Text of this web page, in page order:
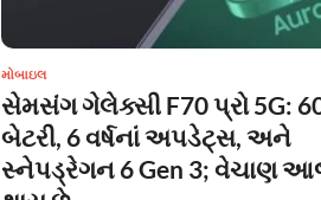
મોબાઇલ
સેમસંગ ગેલેક્સી F70 પ્રો 5G:
બેટરી, 6 વર્ષનાં અપડેટ્સ, અને
સ્નેપડ્રેગન 6 Gen 3; વેચાણ